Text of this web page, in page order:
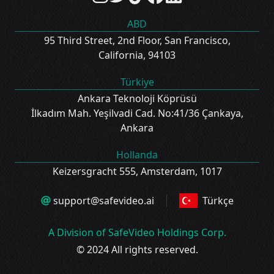
ABD
95 Third Street, 2nd Floor, San Francisco,
California, 94103
Türkiye
Ankara Teknoloji Köprüsü
İlkadım Mah. Yeşilvadi Cad. No:41/36 Çankaya,
Ankara
Hollanda
Keizersgracht 555, Amsterdam, 1017
support@safevideo.ai Türkçe
A Division of SafeVideo Holdings Corp.
© 2024 All rights reserved.